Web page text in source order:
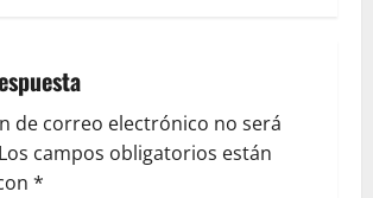
de correo electrónico no será
Los campos obligatorios están
*